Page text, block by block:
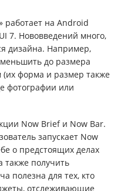
работает на Android
7. Нововведений много,
дизайна. Например,
до размера
форма и размер также
фотографии или
Now Brief и Now Bar.
запускает Now
о предстоящих делах
также получить
полезна для тех, кто
отслеживающие